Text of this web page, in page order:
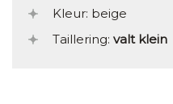
Kleur: beige
Taillering: valt klein